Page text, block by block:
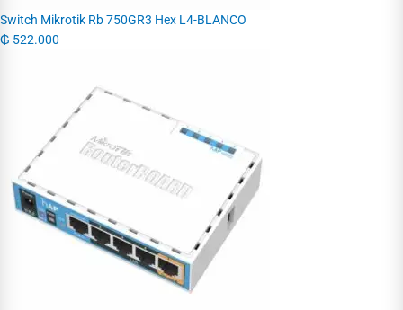
Switch Mikrotik Rb 750GR3 Hex L4-BLANCO
₲ 522.000